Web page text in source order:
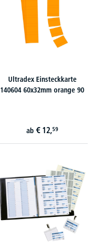
Ultradex Einsteckkarte
140604 60x32mm orange 90
ab € 12,59